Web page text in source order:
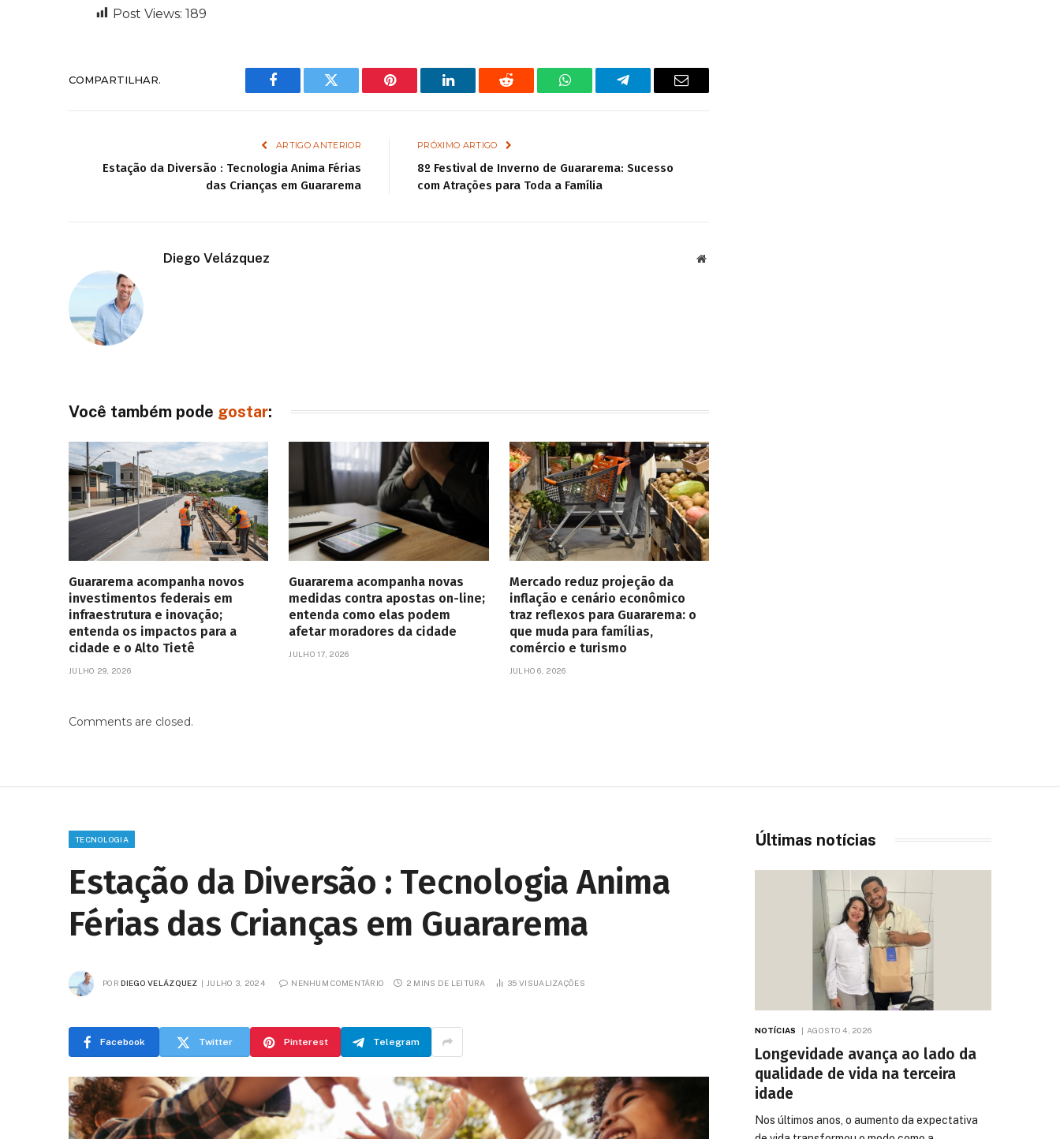
Post Views: 189
COMPARTILHAR.
Facebook Twitter Pinterest LinkedIn Reddit WhatsAppTelegram Email
ARTIGO ANTERIOR
Estação da Diversão : Tecnologia Anima Férias
das Crianças em Guararema
PRÓXIMO ARTIGO
8º Festival de Inverno de Guararema: Sucesso
com Atrações para Toda a Família
Diego Velázquez Website
Você também pode gostar:
Guararema acompanha novos
investimentos federais em
infraestrutura e inovação;
entenda os impactos para a
cidade e o Alto Tietê
JULHO 29, 2026
Guararema acompanha novas
medidas contra apostas on-line;
entenda como elas podem
afetar moradores da cidade
JULHO 17, 2026
Mercado reduz projeção da
inflação e cenário econômico
traz reflexos para Guararema: o
que muda para famílias,
comércio e turismo
JULHO 6, 2026
Comments are closed.
TECNOLOGIA
Estação da Diversão : Tecnologia Anima
Férias das Crianças em Guararema
POR DIEGO VELÁZQUEZ JULHO 3, 2024 NENHUM COMENTÁRIO 2 MINS DE LEITURA 35 VISUALIZAÇÕES
Facebook Twitter Pinterest Telegram
Últimas notícias
NOTÍCIAS AGOSTO 4, 2026
Longevidade avança ao lado da
qualidade de vida na terceira
idade
Nos últimos anos, o aumento da expectativa